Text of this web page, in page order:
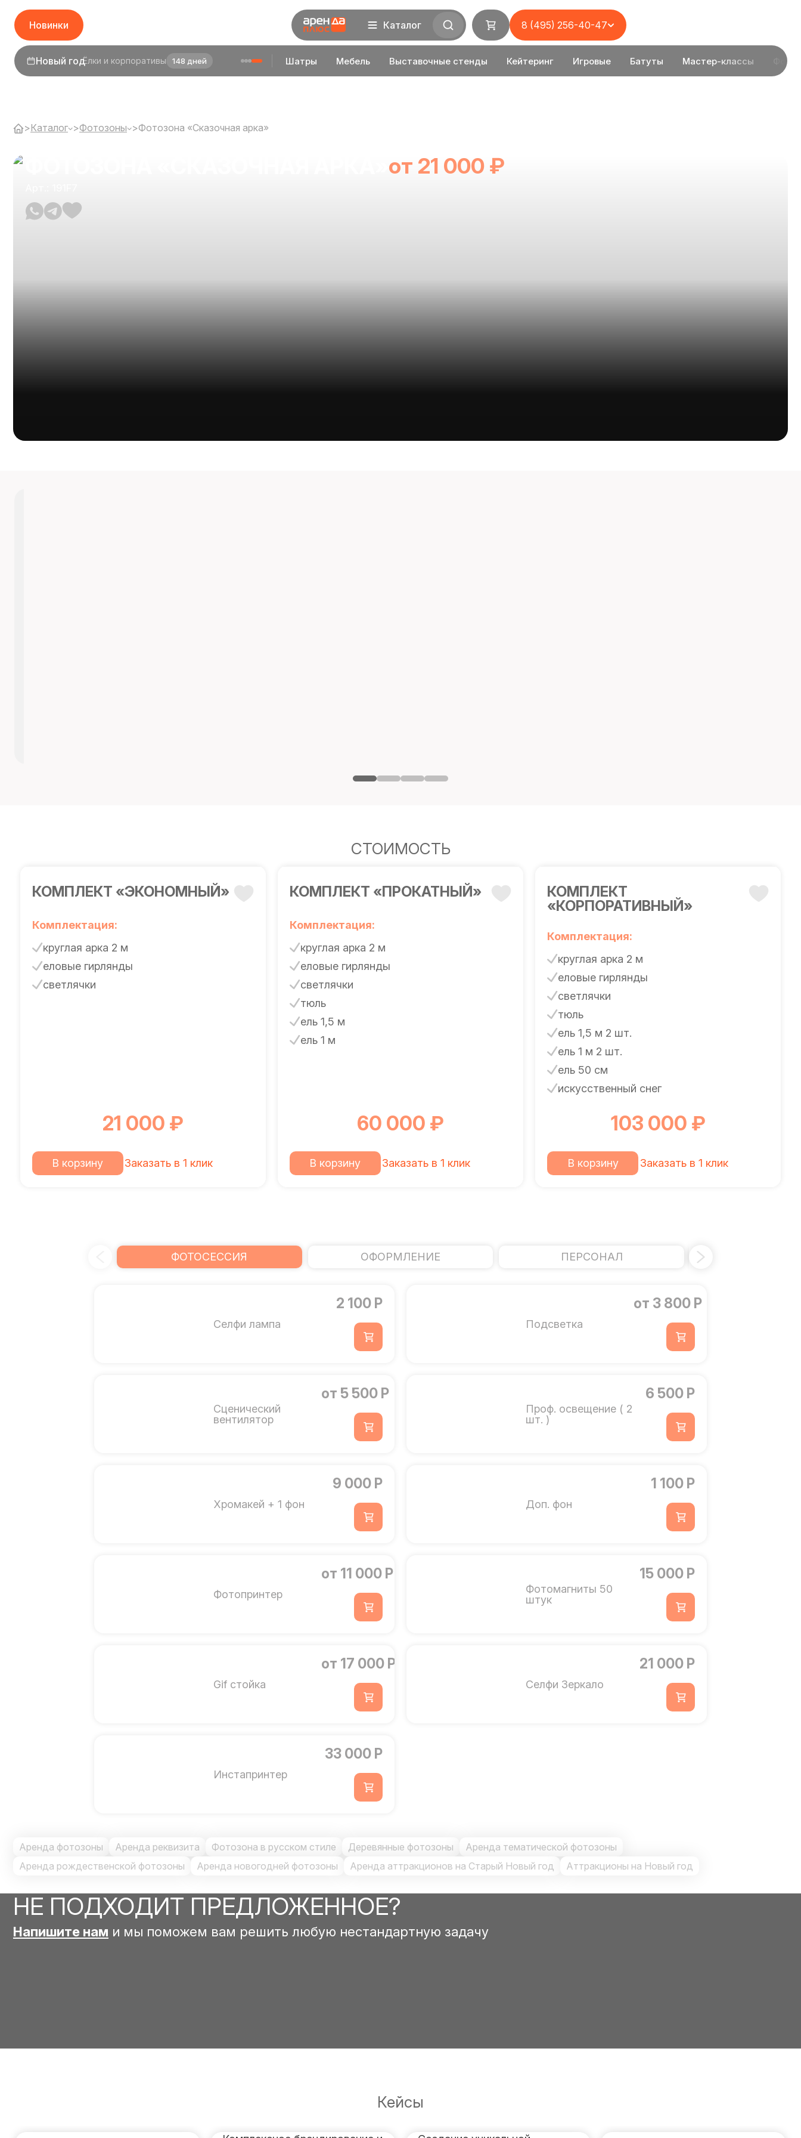
Новинки
1 сентябряДень знаний 26 дней
Новый год
Шатры Мебель Выставочные стенды Кейтеринг Игровые Батуты Мастер-классы
Каталог 8 (495) 256-40-47
>Каталог >Фотозоны >Фотозона «Сказочная арка»
от 21 000 ₽
СТОИМОСТЬ
КОМПЛЕКТ «ЭКОНОМНЫЙ»
Комплектация:
круглая арка 2 м
еловые гирлянды
светлячки
21 000 ₽
В корзину Заказать в 1 клик
КОМПЛЕКТ «ПРОКАТНЫЙ»
Комплектация:
круглая арка 2 м
еловые гирлянды
светлячки
тюль
ель 1,5 м
ель 1 м
60 000 ₽
В корзину Заказать в 1 клик
КОМПЛЕКТ
«КОРПОРАТИВНЫЙ»
Комплектация:
круглая арка 2 м
еловые гирлянды
светлячки
тюль
ель 1,5 м 2 шт.
ель 1 м 2 шт.
ель 50 см
искусственный снег
103 000 ₽
В корзину Заказать в 1 клик
ФОТОСЕССИЯ ОФОРМЛЕНИЕ ПЕРСОНАЛ
Селфи лампа
2 100 Р
Подсветка
от 3 800 Р
Сценический
вентилятор
от 5 500 Р
Проф. освещение ( 2
шт. )
6 500 Р
Хромакей + 1 фон
9 000 Р
Доп. фон
1 100 Р
Фотопринтер
от 11 000 Р
Фотомагниты 50
штук
15 000 Р
Gif стойка
от 17 000 Р
Селфи Зеркало
21 000 Р
Инстапринтер
33 000 Р
Аренда фотозоны Аренда реквизита Фотозона в русском стиле Деревянные фотозоны
Аренда тематической фотозоны
Аренда рождественской фотозоны
Аренда новогодней фотозоны Аренда аттракционов на Старый Новый год Аттракционы на Новый год
НЕ ПОДХОДИТ ПРЕДЛОЖЕННОЕ?
Напишите нам и мы поможем вам решить любую нестандартную задачу
Кейсы